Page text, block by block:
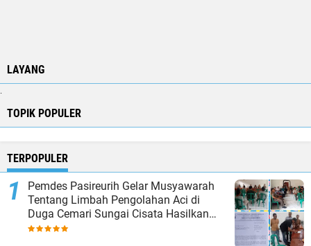
LAYANG
TOPIK POPULER
TERPOPULER
Pemdes Pasireurih Gelar Musyawarah
Tentang Limbah Pengolahan Aci di
Duga Cemari Sungai Cisata Hasilkan
Kesepakatan Tutup Sementara